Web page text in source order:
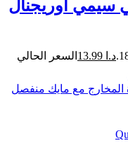
سيمي اوريجنال
د.ا
السعر الحالي